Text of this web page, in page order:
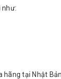
như:
tại Nhật